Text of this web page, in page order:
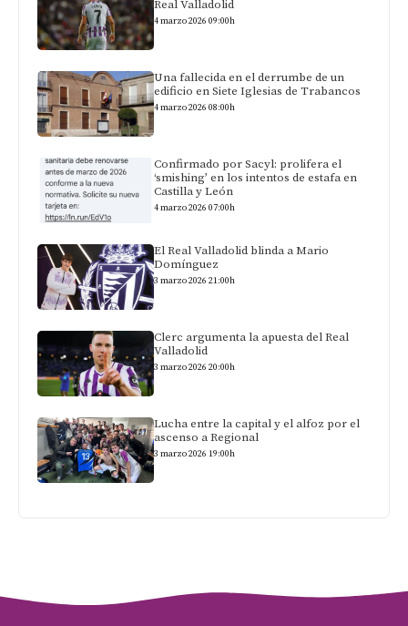
Real Valladolid
4 marzo 2026 09:00h
Una fallecida en el derrumbe de un
edificio en Siete Iglesias de Trabancos
4 marzo 2026 08:00h
Confirmado por Sacyl: prolifera el
‘smishing’ en los intentos de estafa en
Castilla y León
4 marzo 2026 07:00h
El Real Valladolid blinda a Mario
Domínguez
3 marzo 2026 21:00h
Clerc argumenta la apuesta del Real
Valladolid
3 marzo 2026 20:00h
Lucha entre la capital y el alfoz por el
ascenso a Regional
3 marzo 2026 19:00h